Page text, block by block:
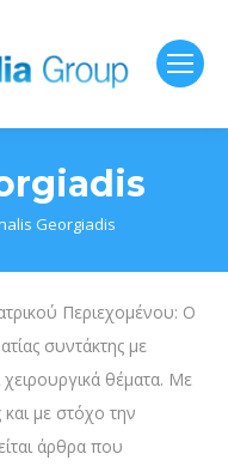
Georgiadis
Περιεχομένου: Ο
συντάκτης με
χειρουργικά θέματα. Με
με στόχο την
άρθρα που